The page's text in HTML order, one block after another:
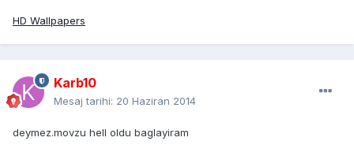
HD Wallpapers
Karb10
Mesaj tarihi: 20 Haziran 2014
deymez.movzu hell oldu baglayiram